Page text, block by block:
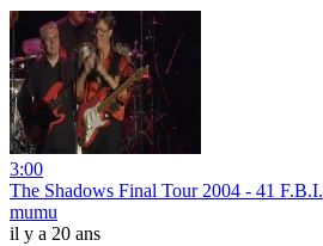
3:00
The Shadows Final Tour 2004 - 41 F.B.I.
mumu
il y a 20 ans